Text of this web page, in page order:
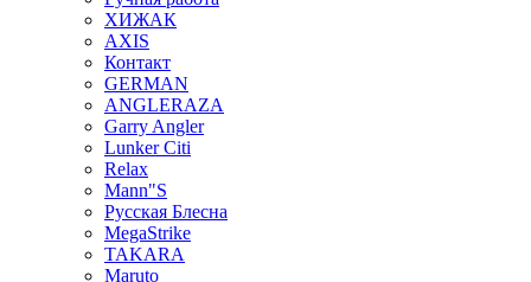
ХИЖАК
AXIS
Контакт
GERMAN
ANGLERAZA
Garry Angler
Lunker Citi
Relax
Mann"S
Русская Блесна
MegaStrike
TAKARA
Maruto